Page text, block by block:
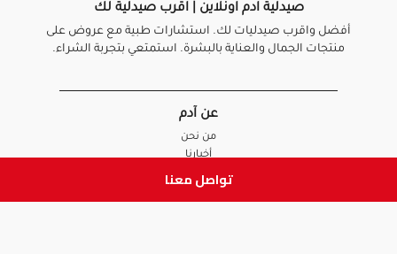
تواصل معنا
صيدلية ادم اونلاين | اقرب صيدلية لك
أفضل واقرب صيدليات لك. استشارات طبية مع عروض على
منتجات الجمال والعناية بالبشرة. استمتعي بتجربة الشراء.
عن آدم
من نحن
أخبارنا
الأسئلة الشائعة
تواصل معنا